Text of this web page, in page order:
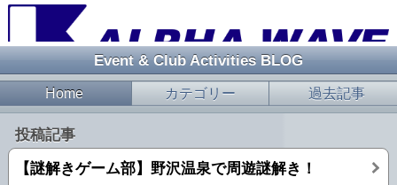
Event & Club Activities BLOG
Home カテゴリー 過去記事
投稿記事
【謎解きゲーム部】野沢温泉で周遊謎解き！